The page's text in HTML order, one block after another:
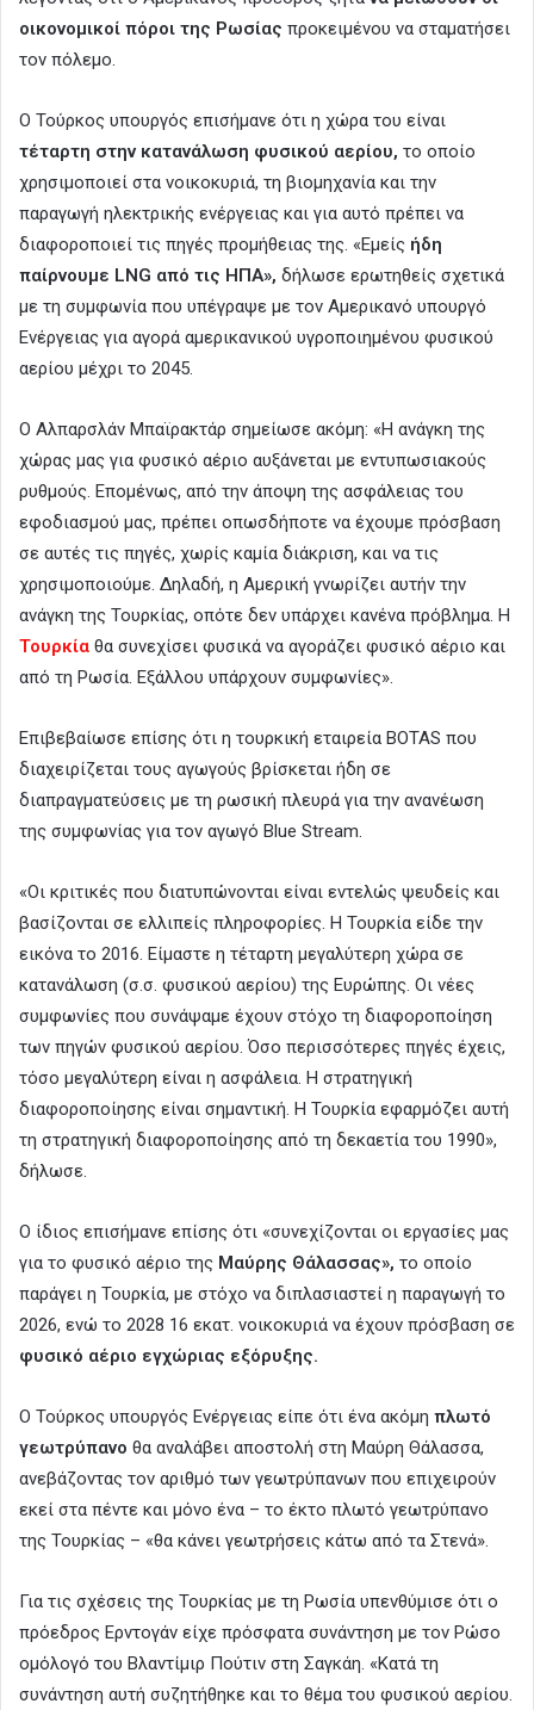
οικονομικοί πόροι της Ρωσίας προκειμένου να σταματήσει
τον πόλεμο.
Ο Τούρκος υπουργός επισήμανε ότι η χώρα του είναι
τέταρτη στην κατανάλωση φυσικού αερίου, το οποίο
χρησιμοποιεί στα νοικοκυριά, τη βιομηχανία και την
παραγωγή ηλεκτρικής ενέργειας και για αυτό πρέπει να
διαφοροποιεί τις πηγές προμήθειας της. «Εμείς ήδη
παίρνουμε LNG από τις ΗΠΑ», δήλωσε ερωτηθείς σχετικά
με τη συμφωνία που υπέγραψε με τον Αμερικανό υπουργό
Ενέργειας για αγορά αμερικανικού υγροποιημένου φυσικού
αερίου μέχρι το 2045.
O Αλπαρσλάν Μπαϊρακτάρ σημείωσε ακόμη: «Η ανάγκη της
χώρας μας για φυσικό αέριο αυξάνεται με εντυπωσιακούς
ρυθμούς. Επομένως, από την άποψη της ασφάλειας του
εφοδιασμού μας, πρέπει οπωσδήποτε να έχουμε πρόσβαση
σε αυτές τις πηγές, χωρίς καμία διάκριση, και να τις
χρησιμοποιούμε. Δηλαδή, η Αμερική γνωρίζει αυτήν την
ανάγκη της Τουρκίας, οπότε δεν υπάρχει κανένα πρόβλημα. Η
Τουρκία θα συνεχίσει φυσικά να αγοράζει φυσικό αέριο και
από τη Ρωσία. Εξάλλου υπάρχουν συμφωνίες».
Επιβεβαίωσε επίσης ότι η τουρκική εταιρεία BOTAS που
διαχειρίζεται τους αγωγούς βρίσκεται ήδη σε
διαπραγματεύσεις με τη ρωσική πλευρά για την ανανέωση
της συμφωνίας για τον αγωγό Blue Stream.
«Οι κριτικές που διατυπώνονται είναι εντελώς ψευδείς και
βασίζονται σε ελλιπείς πληροφορίες. Η Τουρκία είδε την
εικόνα το 2016. Είμαστε η τέταρτη μεγαλύτερη χώρα σε
κατανάλωση (σ.σ. φυσικού αερίου) της Ευρώπης. Οι νέες
συμφωνίες που συνάψαμε έχουν στόχο τη διαφοροποίηση
των πηγών φυσικού αερίου. Όσο περισσότερες πηγές έχεις,
τόσο μεγαλύτερη είναι η ασφάλεια. Η στρατηγική
διαφοροποίησης είναι σημαντική. Η Τουρκία εφαρμόζει αυτή
τη στρατηγική διαφοροποίησης από τη δεκαετία του 1990»,
δήλωσε.
Ο ίδιος επισήμανε επίσης ότι «συνεχίζονται οι εργασίες μας
για το φυσικό αέριο της Μαύρης Θάλασσας», το οποίο
παράγει η Τουρκία, με στόχο να διπλασιαστεί η παραγωγή το
2026, ενώ το 2028 16 εκατ. νοικοκυριά να έχουν πρόσβαση σε
φυσικό αέριο εγχώριας εξόρυξης.
Ο Τούρκος υπουργός Ενέργειας είπε ότι ένα ακόμη πλωτό
γεωτρύπανο θα αναλάβει αποστολή στη Μαύρη Θάλασσα,
ανεβάζοντας τον αριθμό των γεωτρύπανων που επιχειρούν
εκεί στα πέντε και μόνο ένα – το έκτο πλωτό γεωτρύπανο
της Τουρκίας – «θα κάνει γεωτρήσεις κάτω από τα Στενά».
Για τις σχέσεις της Τουρκίας με τη Ρωσία υπενθύμισε ότι ο
πρόεδρος Ερντογάν είχε πρόσφατα συνάντηση με τον Ρώσο
ομόλογό του Βλαντίμιρ Πούτιν στη Σαγκάη. «Κατά τη
συνάντηση αυτή συζητήθηκε και το θέμα του φυσικού αερίου.